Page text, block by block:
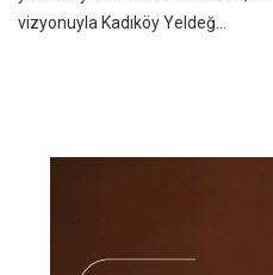
vizyonuyla Kadıköy Yeldeğ...